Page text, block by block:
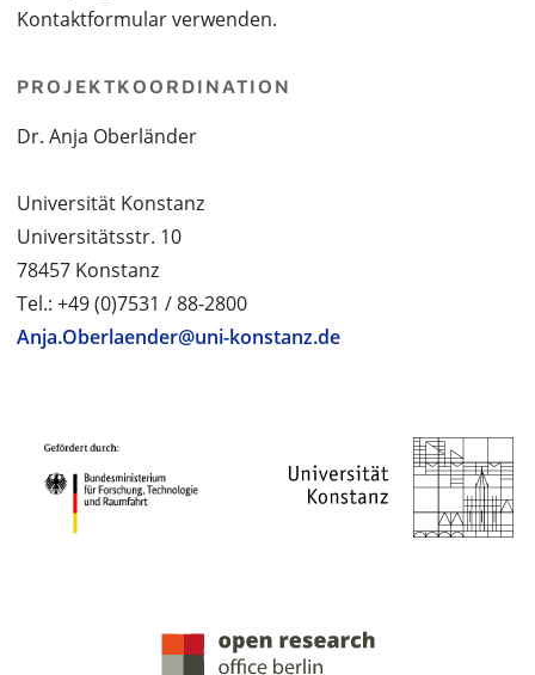
Kontaktformular verwenden.
PROJEKTKOORDINATION
Dr. Anja Oberländer
Universität Konstanz
Universitätsstr. 10
78457 Konstanz
Tel.: +49 (0)7531 / 88-2800
Anja.Oberlaender@uni-konstanz.de